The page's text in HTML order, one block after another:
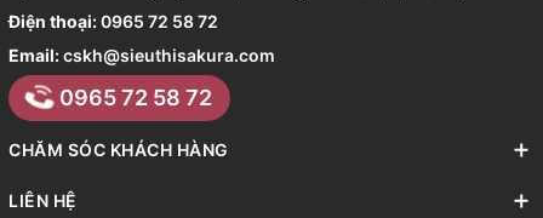
Điện thoại:0965 72 58 72
Email:cskh@sieuthisakura.com
0965 72 58 72
CHĂM SÓC KHÁCH HÀNG
LIÊN HỆ